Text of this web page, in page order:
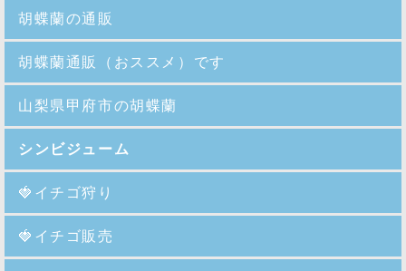
胡蝶蘭の通販
胡蝶蘭通販（おススメ）です
山梨県甲府市の胡蝶蘭
シンビジューム
🍓イチゴ狩り
🍓イチゴ販売